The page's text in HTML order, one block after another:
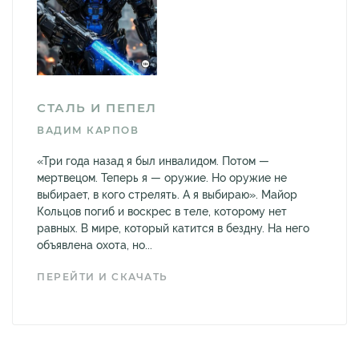
СТАЛЬ И ПЕПЕЛ
ВАДИМ КАРПОВ
«Три года назад я был инвалидом. Потом —
мертвецом. Теперь я — оружие. Но оружие не
выбирает, в кого стрелять. А я выбираю». Майор
Кольцов погиб и воскрес в теле, которому нет
равных. В мире, который катится в бездну. На него
объявлена охота, но...
ПЕРЕЙТИ И СКАЧАТЬ